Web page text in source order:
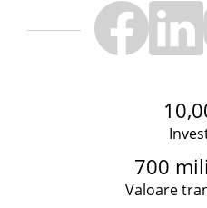
700
Valoare